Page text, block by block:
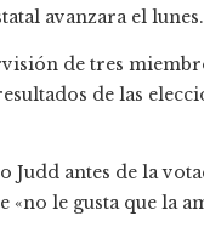
avanzara el lunes.
de tres
de las
Judd antes de la
le gusta que la